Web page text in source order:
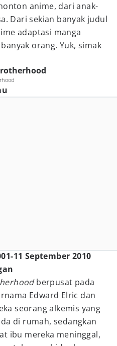
anime, dari anak-
Dari sekian banyak judul
adaptasi manga
orang. Yuk, simak
11 September 2010
berpusat pada
Edward Elric dan
seorang alkemis yang
di rumah, sedangkan
ibu mereka meninggal,